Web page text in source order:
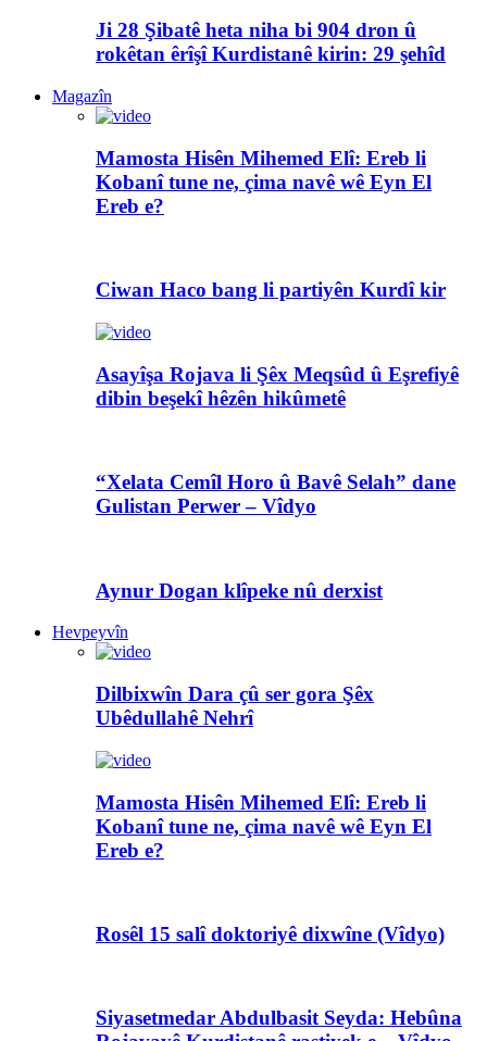
Ji 28 Şibatê heta niha bi 904 dron û
rokêtan êrîşî Kurdistanê kirin: 29 şehîd
Magazîn
Mamosta Hisên Mihemed Elî: Ereb li
Kobanî tune ne, çima navê wê Eyn El
Ereb e?
Ciwan Haco bang li partiyên Kurdî kir
Asayîşa Rojava li Şêx Meqsûd û Eşrefiyê
dibin beşekî hêzên hikûmetê
“Xelata Cemîl Horo û Bavê Selah” dane
Gulistan Perwer – Vîdyo
Aynur Dogan klîpeke nû derxist
Hevpeyvîn
Dilbixwîn Dara çû ser gora Şêx
Ubêdullahê Nehrî
Mamosta Hisên Mihemed Elî: Ereb li
Kobanî tune ne, çima navê wê Eyn El
Ereb e?
Rosêl 15 salî doktoriyê dixwîne (Vîdyo)
Siyasetmedar Abdulbasit Seyda: Hebûna